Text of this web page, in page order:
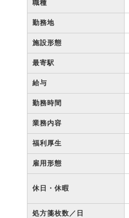
職種
勤務地
施設形態
最寄駅
給与
勤務時間
業務内容
福利厚生
雇用形態
休日・休暇
処方箋枚数／日